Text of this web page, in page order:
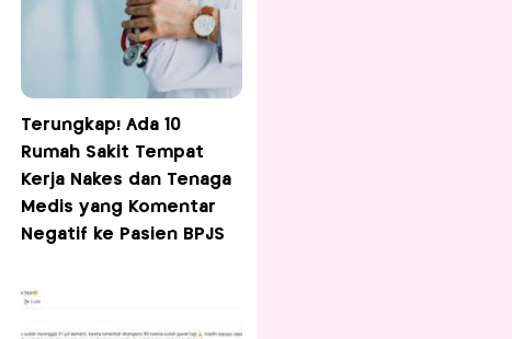
Terungkap! Ada 10
Rumah Sakit Tempat
Kerja Nakes dan Tenaga
Medis yang Komentar
Negatif ke Pasien BPJS